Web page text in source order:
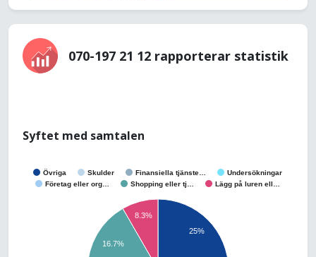
070-197 21 12 rapporterar statistik
Syftet med samtalen
Övriga Skulder Finansiella tjänste…
Undersökningar
Företag eller org…
Shopping eller tj… Lägg på luren ell…
25%
8.3%
16.7%